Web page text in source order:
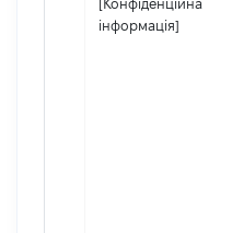
[Конфіденційна
інформація]